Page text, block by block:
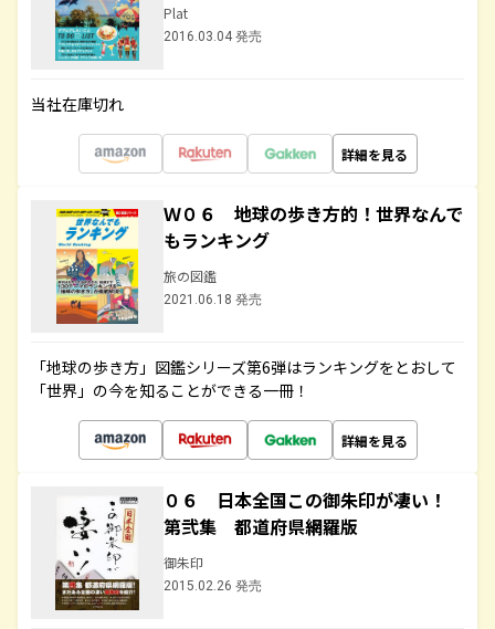
Plat
2016.03.04 発売
当社在庫切れ
詳細を見る
Ｗ０６ 地球の歩き方的！世界なんで
もランキング
旅の図鑑
2021.06.18 発売
「地球の歩き方」図鑑シリーズ第6弾はランキングをとおして
「世界」の今を知ることができる一冊！
詳細を見る
０６ 日本全国この御朱印が凄い！
第弐集 都道府県網羅版
御朱印
2015.02.26 発売